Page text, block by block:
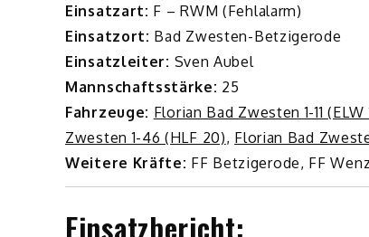
Einsatzart: F – RWM (Fehlalarm)
Einsatzort: Bad Zwesten-Betzigerode
Einsatzleiter: Sven Aubel
Mannschaftsstärke: 25
Fahrzeuge: Florian Bad Zwesten 1-11 (ELW
Zwesten 1-46 (HLF 20), Florian Bad
Weitere Kräfte: FF Betzigerode, FF
Einsatzbericht: